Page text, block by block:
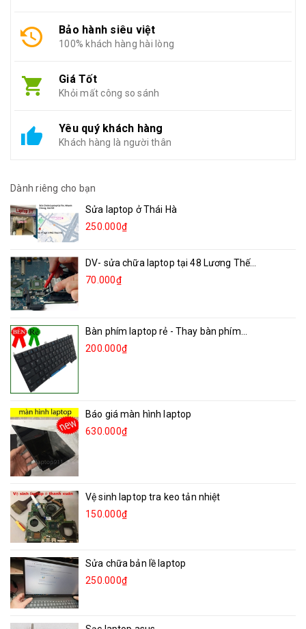
Bảo hành siêu việt
100% khách hàng hài lòng
Giá Tốt
Khỏi mất công so sánh
Yêu quý khách hàng
Khách hàng là người thân
Dành riêng cho bạn
Sửa laptop ở Thái Hà
250.000₫
DV- sửa chữa laptop tại 48 Lương Thế...
70.000₫
Bàn phím laptop rẻ - Thay bàn phím...
200.000₫
Báo giá màn hình laptop
630.000₫
Vệ sinh laptop tra keo tản nhiệt
150.000₫
Sửa chữa bản lề laptop
250.000₫